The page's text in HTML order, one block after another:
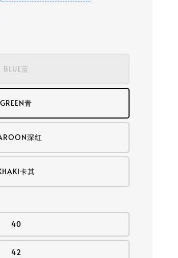
BLUE蓝
GREEN青
深红
卡其
40
42